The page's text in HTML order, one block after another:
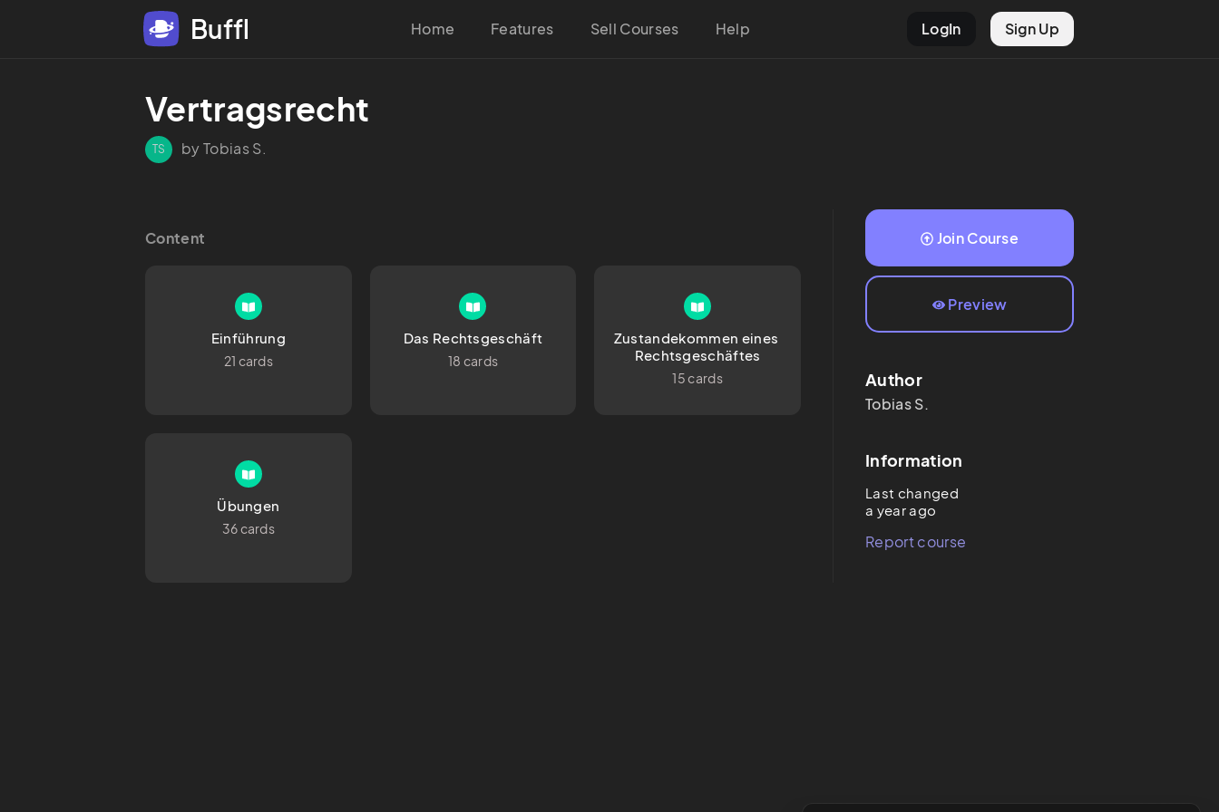
Buffl Home Features Sell Courses Help LogIn Sign Up
Vertragsrecht
TS by Tobias S.
Content
Einführung
21 cards
Das Rechtsgeschäft
18 cards
Zustandekommen eines
Rechtsgeschäftes
15 cards
Übungen
36 cards
Join Course
Preview
Author
TobiasS.
Information
Last changed
a year ago
Report course